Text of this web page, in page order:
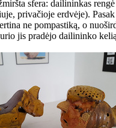
sfera: dailininkas
privačioje erdvėje).
ne pompastiką, o
jis pradėjo dailininko